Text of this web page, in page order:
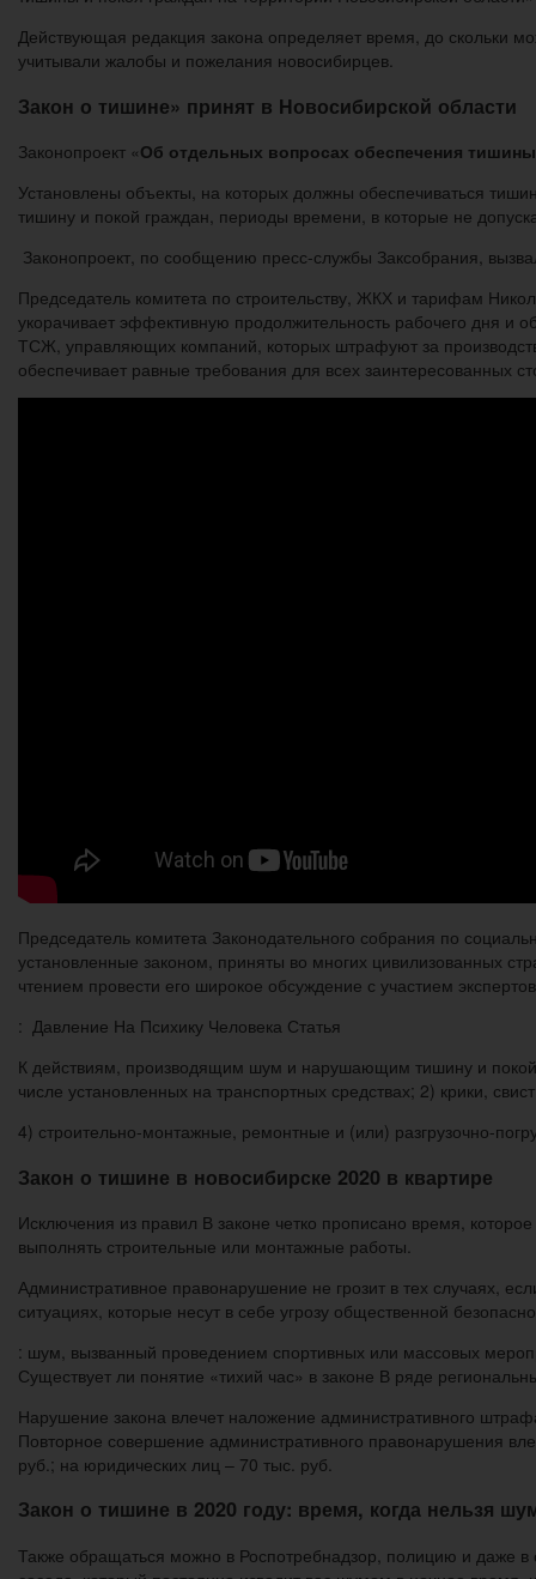
Действующая редакция закона определяет время, до скольки
учитывали жалобы и пожелания новосибирцев.
Закон о тишине» принят в Новосибирской области
Законопроект «Об отдельных вопросах обеспечения
Установлены объекты, на которых должны обеспечиваться
тишину и покой граждан, периоды времени, в которые не
Законопроект, по сообщению пресс-службы Заксобрания,
Председатель комитета по строительству, ЖКХ и тарифам
укорачивает эффективную продолжительность рабочего дня и
ТСЖ, управляющих компаний, которых штрафуют за
обеспечивает равные требования для всех заинтересованных
Председатель комитета Законодательного собрания по
установленные законом, приняты во многих цивилизованных
чтением провести его широкое обсуждение с участием
: Давление На Психику Человека Статья
К действиям, производящим шум и нарушающим тишину и покой
числе установленных на транспортных средствах; 2) крики,
4) строительно-монтажные, ремонтные и (или) разгрузочно-
Закон о тишине в новосибирске 2020 в квартире
Исключения из правил В законе четко прописано время,
выполнять строительные или монтажные работы.
Административное правонарушение не грозит в тех случаях,
ситуациях, которые несут в себе угрозу общественной
: шум, вызванный проведением спортивных или массовых
Существует ли понятие «тихий час» в законе В ряде
Нарушение закона влечет наложение административного
Повторное совершение административного правонарушения
руб.; на юридических лиц – 70 тыс. руб.
Закон о тишине в 2020 году: время, когда нельзя
Также обращаться можно в Роспотребнадзор, полицию и даже